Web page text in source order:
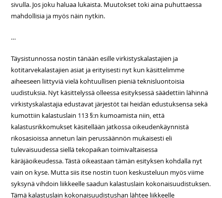
sivulla. Jos joku haluaa lukaista. Muutokset toki aina puhuttaessa
mahdollisia ja myös näin nytkin.
…
Täysistunnossa nostin tänään esille virkistyskalastajien ja
kotitarvekalastajien asiat ja erityisesti nyt kun käsittelimme
aiheeseen liittyviä vielä kohtuullisen pieniä teknisluontoisia
uudistuksia. Nyt käsittelyssä olleessa esityksessä säädettiin lähinnä
virkistyskalastajia edustavat järjestöt tai heidän edustuksensa sekä
kumottiin kalastuslain 113 §:n kumoamista niin, että
kalastusrikkomukset käsitellään jatkossa oikeudenkäynnistä
rikosasioissa annetun lain perussäännön mukaisesti eli
tulevaisuudessa siellä tekopaikan toimivaltaisessa
käräjäoikeudessa. Tästä oikeastaan tämän esityksen kohdalla nyt
vain on kyse. Mutta siis itse nostin tuon keskusteluun myös viime
syksynä vihdoin liikkeelle saadun kalastuslain kokonaisuudistuksen.
Tämä kalastuslain kokonaisuudistushan lähtee liikkeelle